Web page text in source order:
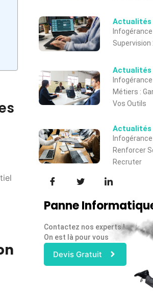
Actualités
Actualités
Métiers :
Vos Outils
Actualités
Renforcer
Recruter
Panne
Contactez nos experts !
On est là pour vous
Devis Gratuit